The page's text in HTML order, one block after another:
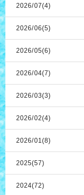
2026/07(4)
2026/06(5)
2026/05(6)
2026/04(7)
2026/03(3)
2026/02(4)
2026/01(8)
2025(57)
2024(72)